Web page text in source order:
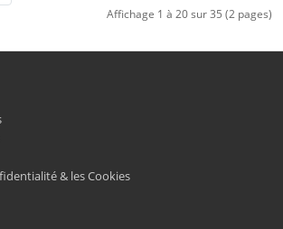
Affichage 1 à 20 sur 35 (2 pages)
& les Cookies